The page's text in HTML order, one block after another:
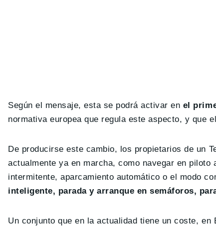
Según el mensaje, esta se podrá activar en el
normativa europea que regula este aspecto, y que
De producirse este cambio, los propietarios de un
actualmente ya en marcha, como navegar en
intermitente, aparcamiento automático o el modo
inteligente, parada y arranque en semáforos,
Un conjunto que en la actualidad tiene un coste, en